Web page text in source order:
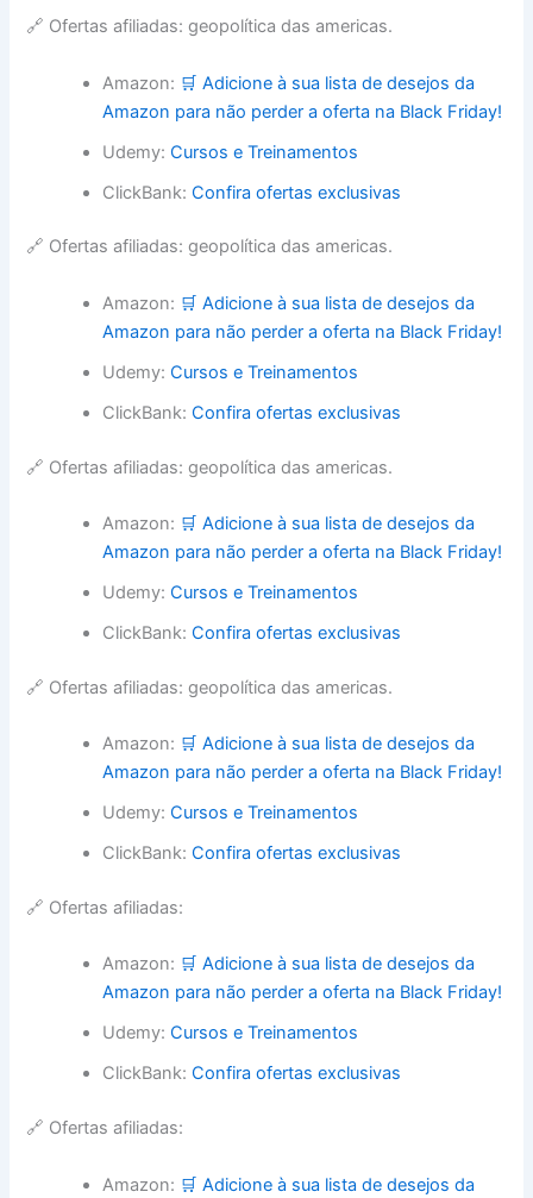
🔗 Ofertas afiliadas: geopolítica das americas.
Amazon: 🛒 Adicione à sua lista de desejos da
Amazon para não perder a oferta na Black Friday!
Udemy:Cursos e Treinamentos
ClickBank:Confira ofertas exclusivas
🔗 Ofertas afiliadas: geopolítica das americas.
Amazon: 🛒 Adicione à sua lista de desejos da
Amazon para não perder a oferta na Black Friday!
Udemy:Cursos e Treinamentos
ClickBank:Confira ofertas exclusivas
🔗 Ofertas afiliadas: geopolítica das americas.
Amazon: 🛒 Adicione à sua lista de desejos da
Amazon para não perder a oferta na Black Friday!
Udemy:Cursos e Treinamentos
ClickBank:Confira ofertas exclusivas
🔗 Ofertas afiliadas: geopolítica das americas.
Amazon: 🛒 Adicione à sua lista de desejos da
Amazon para não perder a oferta na Black Friday!
Udemy:Cursos e Treinamentos
ClickBank:Confira ofertas exclusivas
🔗 Ofertas afiliadas:
Amazon: 🛒 Adicione à sua lista de desejos da
Amazon para não perder a oferta na Black Friday!
Udemy:Cursos e Treinamentos
ClickBank:Confira ofertas exclusivas
🔗 Ofertas afiliadas:
Amazon: 🛒 Adicione à sua lista de desejos da